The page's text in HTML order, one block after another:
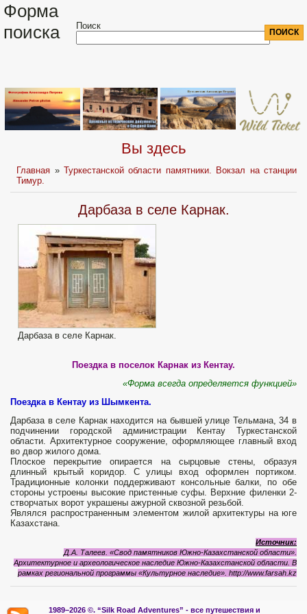
Форма
поиска
Поиск
Вы здесь
Главная » Туркестанской области памятники. Вокзал на станции
Тимур.
Дарбаза в селе Карнак.
Дарбаза в селе Карнак.
Поездка в поселок Карнак из Кентау.
«Форма всегда определяется функцией»
Поездка в Кентау из Шымкента.
Дарбаза в селе Карнак находится на бывшей улице Тельмана, 34 в
подчинении городской администрации Кентау Туркестанской
области. Архитектурное сооружение, оформляющее главный вход
во двор жилого дома.
Плоское перекрытие опирается на сырцовые стены, образуя
длинный крытый коридор. С улицы вход оформлен портиком.
Традиционные колонки поддерживают консольные балки, по обе
стороны устроены высокие пристенные суфы. Верхние филенки 2-
створчатых ворот украшены ажурной сквозной резьбой.
Являлся распространенным элементом жилой архитектуры на юге
Казахстана.
Источник:
Д.А. Талеев. «Свод памятников Южно-Казахстанской области».
Архитектурное и археологическое наследие Южно-Казахстанской области. В
рамках региональной программы «Культурное наследие». http://www.farsah.kz
1989–2026 ©. “Silk Road Adventures” - все путешествия и